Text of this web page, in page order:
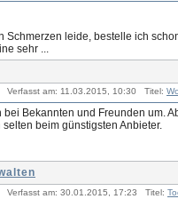
Schmerzen leide, bestelle ich
sehr ...
Verfasst am: 11.03.2015, 10:30 Titel:
bei Bekannten und Freunden um.
beim günstigsten Anbieter.
Verfasst am: 30.01.2015, 17:23 Titel: